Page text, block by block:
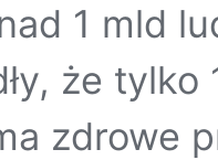
1 mld
że
zdrowe